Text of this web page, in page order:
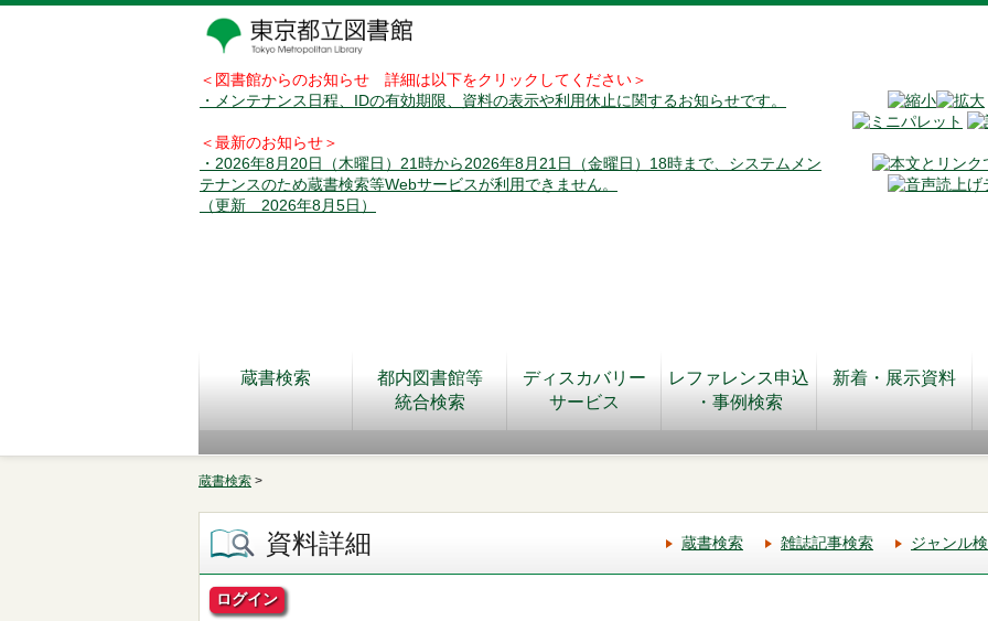
＜図書館からのお知らせ 詳細は以下をクリックしてください＞
・メンテナンス日程、IDの有効期限、資料の表示や利用休止に関するお知らせです。
＜最新のお知らせ＞
・2026年8月20日（木曜日）21時から2026年8月21日（金曜日）18時まで、システムメン
テナンスのため蔵書検索等Webサービスが利用できません。
（更新 2026年8月5日）
蔵書検索
都内図書館等
統合検索
ディスカバリー
サービス
レファレンス申込
・事例検索
新着・展示資料
蔵書検索 >
資料詳細 蔵書検索 雑誌記事検索 ジャンル
ログイン